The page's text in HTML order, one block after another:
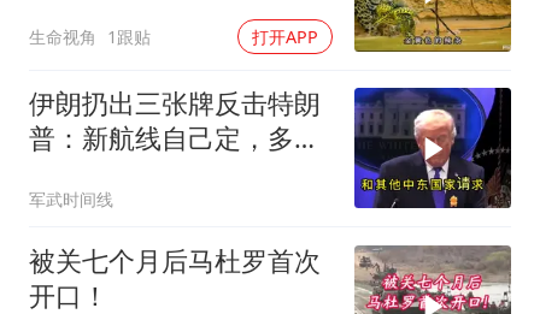
生命视角 1跟贴 打开APP
伊朗扔出三张牌反击特朗
普：新航线自己定，多国
前状态
军武时间线
被关七个月后马杜罗首次
开口！